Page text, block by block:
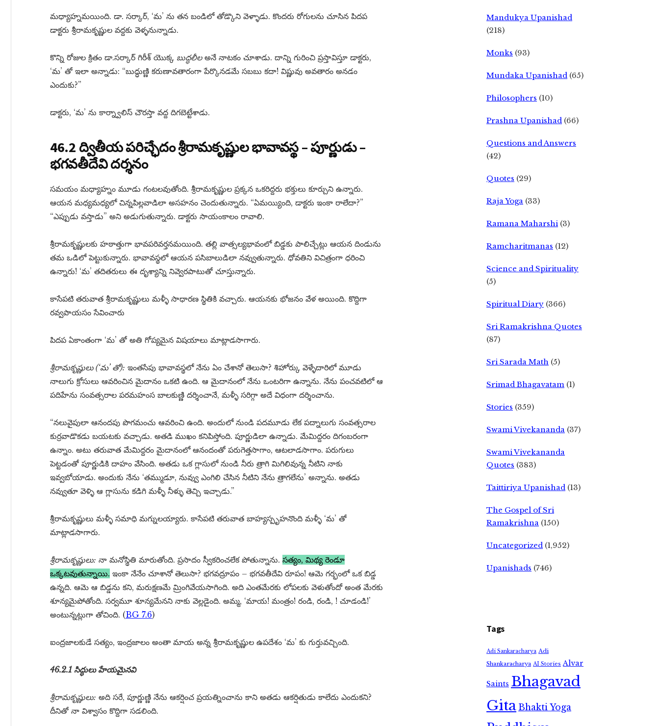
మధ్యాహ్నమయింది. డా. సర్కార్, ‘మ’ ను తన బండిలో తోడ్కొని వెళ్ళాడు. కొందరు రోగులను చూసిన పిదప
డాక్టరు శ్రీరామకృష్ణుల వద్దకు వెళ్ళనున్నాడు.
కొన్ని రోజుల క్రితం డా.సర్కార్ గిరీశ్ యొక్క బుద్ధలీలఅనే నాటకం చూశాడు. దాన్ని గురించి ప్రస్తావిస్తూ డాక్టరు,
‘మ’ తో ఇలా అన్నాడు: “బుద్ధుణ్ణి కరుణావతారంగా పేర్కొనడమే సబబు కదా! విష్ణువు అవతారం అనడం
ఎందుకు?”
డాక్టరు, ‘మ’ ను కార్న్వాలిస్ చౌరస్తా వద్ద దిగబెట్టేశాడు.
46.2 ద్వితీయ పరిచ్ఛేదం శ్రీరామకృష్ణుల భావావస్థ – పూర్ణుడు –
భగవతీదేవి దర్శనం
సమయం మధ్యాహ్నం మూడు గంటలవుతోంది. శ్రీరామకృష్ణుల ప్రక్కన ఒకరిద్దరు భక్తులు కూర్చుని ఉన్నారు.
ఆయన మధ్యమధ్యలో చిన్నపిల్లవాడిలా అసహనం చెందుతున్నారు. “ఏమయ్యింది, డాక్టరు ఇంకా రాలేదా?”
“ఎప్పుడు వస్తాడు” అని అడుగుతున్నారు. డాక్టరు సాయంకాలం రావాలి.
శ్రీరామకృష్ణులకు హఠాత్తుగా భావపరివర్తనమయింది. తల్లి వాత్సల్యభావంలో బిడ్డకు పాలిచ్చేట్లు ఆయన దిండును
తమ ఒడిలో పెట్టుకున్నారు. భావావస్థలో ఆయన పసిబాలుడిలా నవ్వుతున్నారు. ధోవతిని విచిత్రంగా ధరించి
ఉన్నారు! ‘మ’ తదితరులు ఈ దృశ్యాన్ని నివ్వెరపాటుతో చూస్తున్నారు.
కాసేపటి తరువాత శ్రీరామకృష్ణులు మళ్ళీ సాధారణ స్థితికి వచ్చారు. ఆయనకు భోజనం వేళ అయింది. కొద్దిగా
రవ్వపాయసం సేవించారు
పిదప ఏకాంతంగా ‘మ’ తో అతి గోప్యమైన విషయాలు మాట్లాడసాగారు.
శ్రీరామకృష్ణులు (‘మ’ తో): ఇంతసేపు భావావస్థలో నేను ఏం చేశానో తెలుసా? శిహోర్కు వెళ్ళేదారిలో మూడు
నాలుగు క్రోసులు ఆవరించిన మైదానం ఒకటి ఉంది. ఆ మైదానంలో నేను ఒంటరిగా ఉన్నాను. నేను పంచవటిలో ఆ
పదిహేను సంవత్సరాల పరమహంస బాలకుణ్ణి దర్శించానే, మళ్ళీ సరిగ్గా అదే విధంగా దర్శించాను.
“నలువైపులా ఆనందపు పొగమంచు ఆవరించి ఉంది. అందులో నుండి పదమూడు లేక పద్నాలుగు సంవత్సరాల
కుర్రవాడొకడు బయటకు వచ్చాడు. అతడి ముఖం కనిపిస్తోంది. పూర్ణుడిలా ఉన్నాడు. మేమిద్దరం దిగంబరంగా
ఉన్నాం. అటు తరువాత మేమిద్దరం మైదానంలో ఆనందంతో పరుగెత్తసాగాం, ఆటలాడసాగాం. పరుగులు
పెట్టడంతో పూర్ణుడికి దాహం వేసింది. అతడు ఒక గ్లాసులో నుండి నీరు త్రాగి మిగిలివున్న నీటిని నాకు
ఇవ్వబోయాడు. అందుకు నేను ‘తమ్ముడూ, నువ్వు ఎంగిలి చేసిన నీటిని నేను త్రాగలేను’ అన్నాను. అతడు
నవ్వుతూ వెళ్ళి ఆ గ్లాసును కడిగి మళ్ళీ నీళ్ళు తెచ్చి ఇచ్చాడు.”
శ్రీరామకృష్ణులు మళ్ళీ సమాధి మగ్నులయ్యారు. కాసేపటి తరువాత బాహ్యస్పృహనొంది మళ్ళీ ‘మ’ తో
మాట్లాడసాగారు.
శ్రీరామకృష్ణులు: నా మనోస్థితి మారుతోంది. ప్రసాదం స్వీకరించలేక పోతున్నాను. సత్యం, మిథ్య రెండూ
ఒక్కటవుతున్నాయి. ఇంకా నేనేం చూశానో తెలుసా? భగవద్రూపం – భగవతీదేవి రూపం! ఆమె గర్భంలో ఒక బిడ్డ
ఉన్నది. ఆమె ఆ బిడ్డను కని, మరుక్షణమే మ్రింగివేయసాగింది. అది ఎంతమేరకు లోపలకు వెళుతోందో అంత మేరకు
శూన్యమైపోతోంది. సర్వమూ శూన్యమేనని నాకు వెల్లడైంది. అమ్మ, ‘మాయ! మంత్రం! రండి, రండి, ! చూడండి!’
అంటున్నట్లుగా తోచింది. (BG 7.6)
ఐంద్రజాలకుడే సత్యం, ఇంద్రజాలం అంతా మాయ అన్న శ్రీరామకృష్ణుల ఉపదేశం ‘మ’ కు గుర్తువచ్చింది.
46.2.1 సిద్ధులు హేయమైనవి
శ్రీరామకృష్ణులు: అది సరే, పూర్ణుణ్ణి నేను ఆకర్షించ ప్రయత్నించాను కాని అతడు ఆకర్షితుడు కాలేదు ఎందుకని?
దీనితో నా విశ్వాసం కొద్దిగా సడలింది.
Mandukya Upanishad
(218)
Monks (93)
Mundaka Upanishad (65)
Philosophers (10)
Prashna Upanishad (66)
Questions and Answers
(42)
Quotes (29)
Raja Yoga (33)
Ramana Maharshi (3)
Ramcharitmanas (12)
Science and Spirituality
(5)
Spiritual Diary (366)
Sri Ramakrishna Quotes
(87)
Sri Sarada Math (5)
Srimad Bhagavatam (1)
Stories (359)
Swami Vivekananda (37)
Swami Vivekananda
Quotes (383)
Taittiriya Upanishad (13)
The Gospel of Sri
Ramakrishna (150)
Uncategorized (1,952)
Upanishads (746)
Tags
Adi Sankaracharya Adi
Shankaracharya AI Stories Alvar
Saints Bhagavad
GitaBhakti Yoga